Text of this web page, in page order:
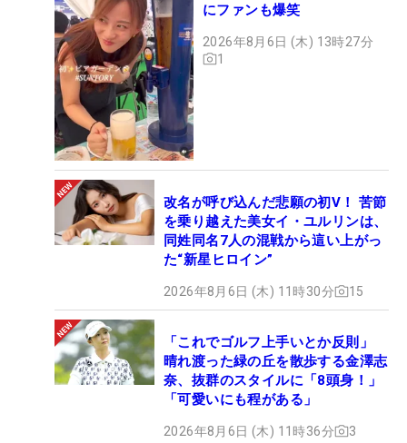
にファンも爆笑
2026年8月6日 (木) 13時27分
1
改名が呼び込んだ悲願の初V！ 苦節
を乗り越えた美女イ・ユルリンは、
同姓同名7人の混戦から這い上がっ
た“新星ヒロイン”
2026年8月6日 (木) 11時30分 15
「これでゴルフ上手いとか反則」
晴れ渡った緑の丘を散歩する金澤志
奈、抜群のスタイルに「8頭身！」
「可愛いにも程がある」
2026年8月6日 (木) 11時36分 3